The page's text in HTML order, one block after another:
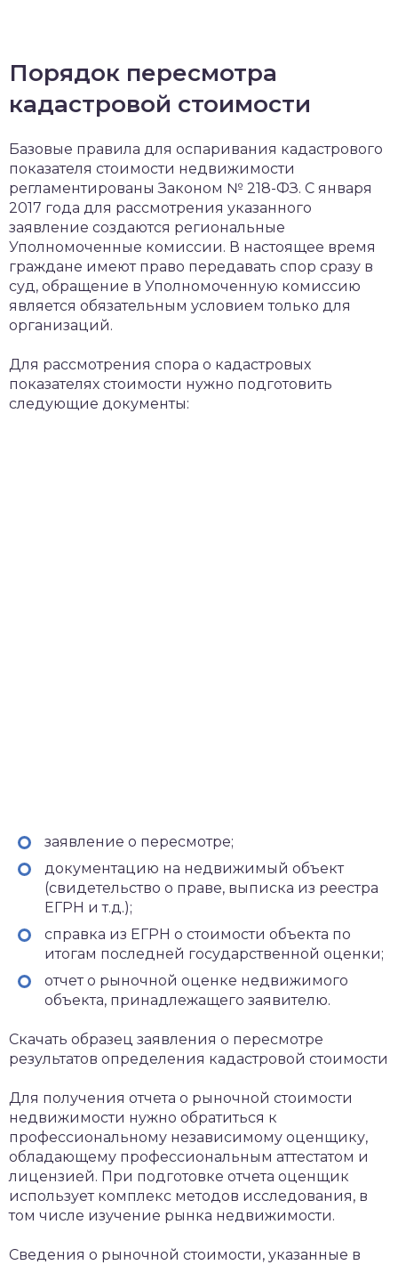
Порядок пересмотра
кадастровой стоимости
Базовые правила для оспаривания кадастрового
показателя стоимости недвижимости
регламентированы Законом № 218-ФЗ. С января
2017 года для рассмотрения указанного
заявление создаются региональные
Уполномоченные комиссии. В настоящее время
граждане имеют право передавать спор сразу в
суд, обращение в Уполномоченную комиссию
является обязательным условием только для
организаций.
Для рассмотрения спора о кадастровых
показателях стоимости нужно подготовить
следующие документы:
заявление о пересмотре;
документацию на недвижимый объект
(свидетельство о праве, выписка из реестра
ЕГРН и т.д.);
справка из ЕГРН о стоимости объекта по
итогам последней государственной оценки;
отчет о рыночной оценке недвижимого
объекта, принадлежащего заявителю.
Скачать образец заявления о пересмотре
результатов определения кадастровой стоимости
Для получения отчета о рыночной стоимости
недвижимости нужно обратиться к
профессиональному независимому оценщику,
обладающему профессиональным аттестатом и
лицензией. При подготовке отчета оценщик
использует комплекс методов исследования, в
том числе изучение рынка недвижимости.
Сведения о рыночной стоимости, указанные в